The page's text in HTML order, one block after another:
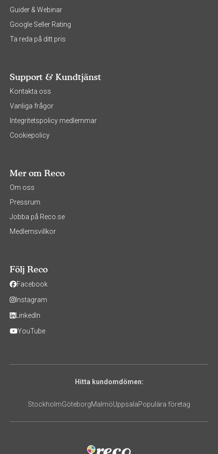
Guider & Webinar
Google Seller Rating
Ta reda på ditt pris
Support & Kundtjänst
Kontakta oss
Vanliga frågor
Integritetspolicy medlemmar
Cookiepolicy
Mer om Reco
Om oss
Pressrum
Jobba på Reco.se
Medlemsvillkor
Följ Reco
Facebook
Instagram
LinkedIn
YouTube
Hitta kundomdömen:
StockholmGöteborgMalmöUppsalaPopulära företag